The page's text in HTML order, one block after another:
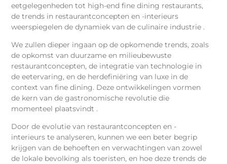
eetgelegenheden tot high-end fine dining restaurants,
de trends in restaurantconcepten en -interieurs
weerspiegelen de dynamiek van de culinaire industrie .
We zullen dieper ingaan op de opkomende trends, zoals
de opkomst van duurzame en milieubewuste
restaurantconcepten, de integratie van technologie in
de eetervaring, en de herdefiniëring van luxe in de
context van fine dining. Deze ontwikkelingen vormen
de kern van de gastronomische revolutie die
momenteel plaatsvindt .
Door de evolutie van restaurantconcepten en -
interieurs te analyseren, kunnen we een beter begrip
krijgen van de behoeften en verwachtingen van zowel
de lokale bevolking als toeristen, en hoe deze trends de